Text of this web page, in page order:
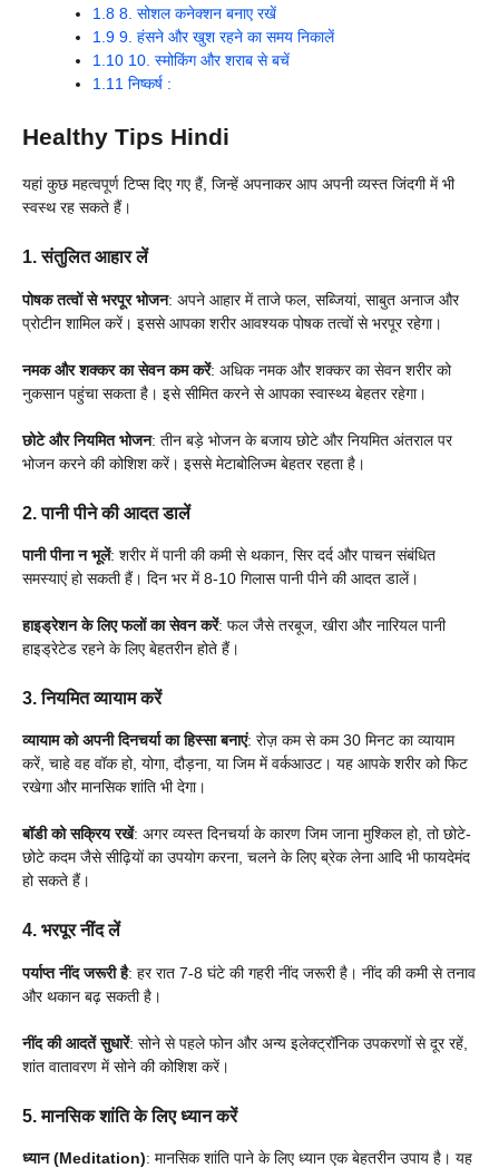
1.8 8. सोशल कनेक्शन बनाए रखें
1.9 9. हंसने और खुश रहने का समय निकालें
1.10 10. स्मोकिंग और शराब से बचें
1.11 निष्कर्ष :
Healthy Tips Hindi
यहां कुछ महत्वपूर्ण टिप्स दिए गए हैं, जिन्हें अपनाकर आप अपनी व्यस्त जिंदगी में भी
स्वस्थ रह सकते हैं।
1.संतुलित आहार लें
पोषक तत्वों से भरपूर भोजन: अपने आहार में ताजे फल, सब्जियां, साबुत अनाज और
प्रोटीन शामिल करें। इससे आपका शरीर आवश्यक पोषक तत्वों से भरपूर रहेगा।
नमक और शक्कर का सेवन कम करें: अधिक नमक और शक्कर का सेवन शरीर को
नुकसान पहुंचा सकता है। इसे सीमित करने से आपका स्वास्थ्य बेहतर रहेगा।
छोटे और नियमित भोजन: तीन बड़े भोजन के बजाय छोटे और नियमित अंतराल पर
भोजन करने की कोशिश करें। इससे मेटाबोलिज्म बेहतर रहता है।
2.पानी पीने की आदत डालें
पानी पीना न भूलें: शरीर में पानी की कमी से थकान, सिर दर्द और पाचन संबंधित
समस्याएं हो सकती हैं। दिन भर में 8-10 गिलास पानी पीने की आदत डालें।
हाइड्रेशन के लिए फलों का सेवन करें: फल जैसे तरबूज, खीरा और नारियल पानी
हाइड्रेटेड रहने के लिए बेहतरीन होते हैं।
3.नियमित व्यायाम करें
व्यायाम को अपनी दिनचर्या का हिस्सा बनाएं: रोज़ कम से कम 30 मिनट का व्यायाम
करें, चाहे वह वॉक हो, योगा, दौड़ना, या जिम में वर्कआउट। यह आपके शरीर को फिट
रखेगा और मानसिक शांति भी देगा।
बॉडी को सक्रिय रखें: अगर व्यस्त दिनचर्या के कारण जिम जाना मुश्किल हो, तो छोटे-
छोटे कदम जैसे सीढ़ियों का उपयोग करना, चलने के लिए ब्रेक लेना आदि भी फायदेमंद
हो सकते हैं।
4. भरपूर नींद लें
पर्याप्त नींद जरूरी है: हर रात 7-8 घंटे की गहरी नींद जरूरी है। नींद की कमी से तनाव
और थकान बढ़ सकती है।
नींद की आदतें सुधारें: सोने से पहले फोन और अन्य इलेक्ट्रॉनिक उपकरणों से दूर रहें,
शांत वातावरण में सोने की कोशिश करें।
5.मानसिक शांति के लिए ध्यान करें
ध्यान (Meditation): मानसिक शांति पाने के लिए ध्यान एक बेहतरीन उपाय है। यह